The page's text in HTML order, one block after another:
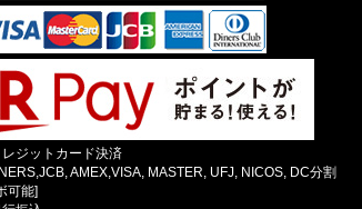
ジットカード決済
AMEX,VISA, MASTER, UFJ, NICOS, DC分割
可能]